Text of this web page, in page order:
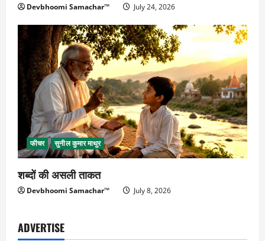
Devbhoomi Samachar™ July 24, 2026
फीचर सुनील कुमार माथुर
शब्दों की असली ताकत
Devbhoomi Samachar™ July 8, 2026
ADVERTISE